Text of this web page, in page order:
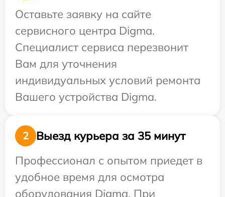
Оставьте заявку на сайте
сервисного центра Digma.
Специалист сервиса перезвонит
Вам для уточнения
индивидуальных условий ремонта
Вашего устройства Digma.
2
Выезд курьера за 35 минут
Профессионал с опытом приедет в
удобное время для осмотра
оборудования Digma. При